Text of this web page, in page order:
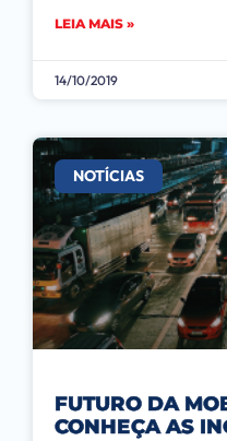
LEIA MAIS »
14/10/2019
NOTÍCIAS
FUTURO DA
CONHEÇA AS